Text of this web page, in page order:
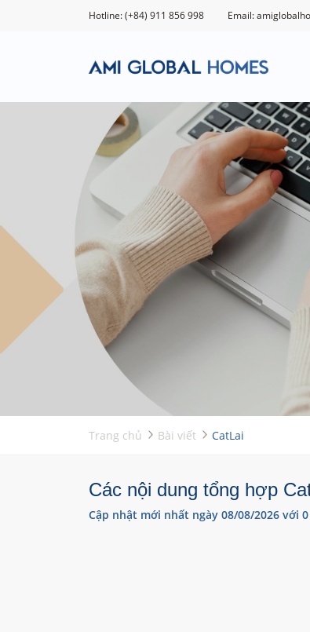
Hotline: (+84) 911 856 998 Email:
Trang chủ Bài viết CatLai
Các nội dung tổng hợp
Cập nhật mới nhất ngày 08/08/2026 với